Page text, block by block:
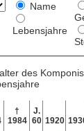
Name
Lebensjahre
des
†
1984
J.
60 1920